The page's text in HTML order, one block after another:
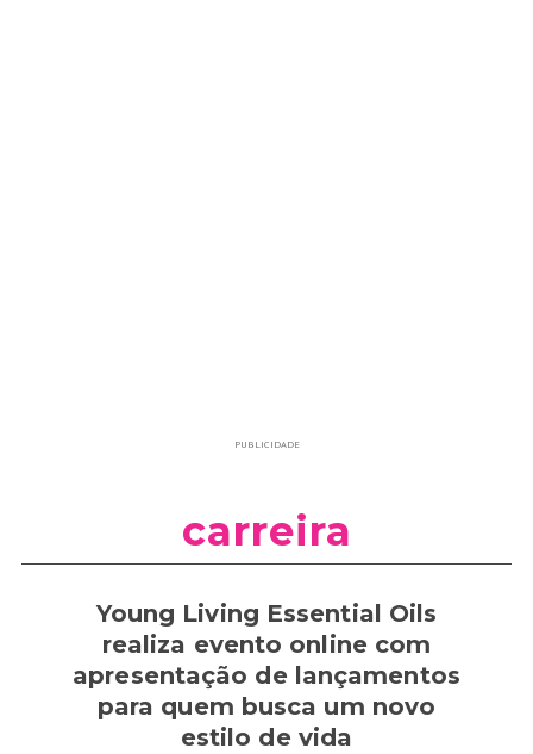
PUBLICIDADE
carreira
Young Living Essential Oils
realiza evento online com
apresentação de lançamentos
para quem busca um novo
estilo de vida